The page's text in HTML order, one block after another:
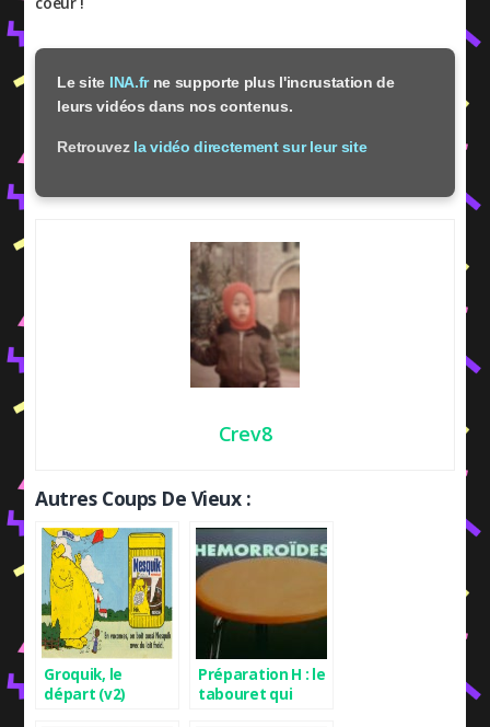
Le site INA.frne supporte plus l'incrustation de
leurs vidéos dans nos contenus.
Retrouvez la vidéo directement sur leur site
Crev8
Autres Coups De Vieux :
Groquik, le
départ (v2)
Préparation H : le
tabouret qui